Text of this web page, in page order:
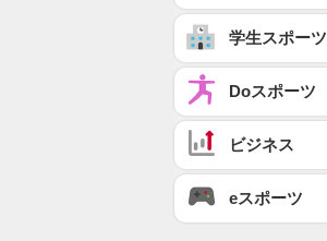
学生スポーツ
Doスポーツ
ビジネス
eスポーツ